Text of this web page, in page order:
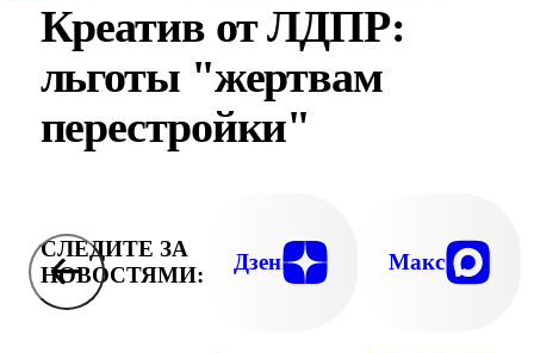
Креатив от ЛДПР:
льготы "жертвам
перестройки"
СЛЕДИТЕ ЗА
НОВОСТЯМИ:
Дзен Макс